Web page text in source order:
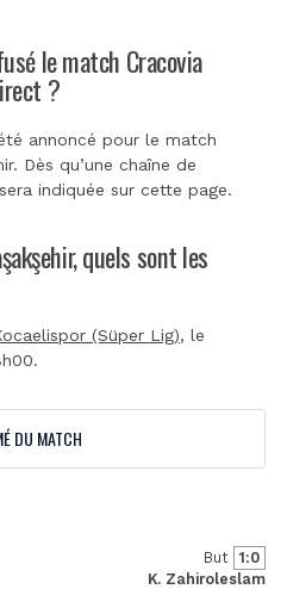
le match Cracovia
?
annoncé pour le match
Dès qu’une chaîne de
indiquée sur cette page.
quels sont les
(Süper Lig), le
DU MATCH
But 1:0
K. Zahiroleslam